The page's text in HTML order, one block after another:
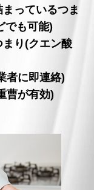
っているつま
でも可能)
り(クエン酸
者に即連絡)
曹が有効)